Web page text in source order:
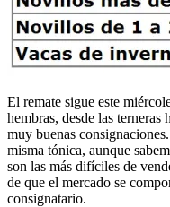
El remate sigue este
hembras, desde las terneras
muy buenas
misma tónica, aunque
son las más difíciles de
de que el mercado se
consignatario.